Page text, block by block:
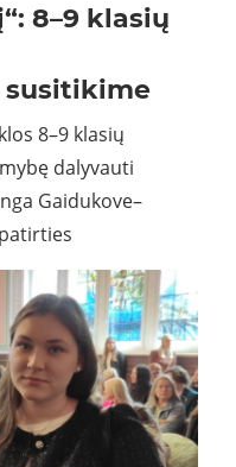
8–9 klasių
susitikime
8–9 klasių
dalyvauti
Gaidukove–